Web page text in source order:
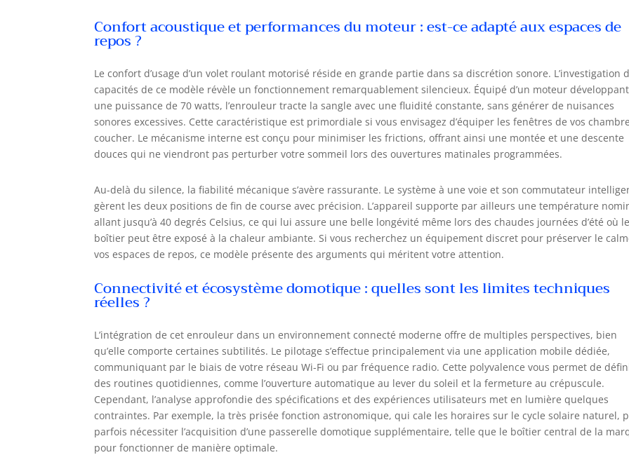
Confort acoustique et performances du moteur : est-ce adapté aux espaces de
repos ?
Le confort d’usage d’un volet roulant motorisé réside en grande partie dans sa discrétion sonore. L’investigation
capacités de ce modèle révèle un fonctionnement remarquablement silencieux. Équipé d’un moteur développant
une puissance de 70 watts, l’enrouleur tracte la sangle avec une fluidité constante, sans générer de nuisances
sonores excessives. Cette caractéristique est primordiale si vous envisagez d’équiper les fenêtres de vos
coucher. Le mécanisme interne est conçu pour minimiser les frictions, offrant ainsi une montée et une descente
douces qui ne viendront pas perturber votre sommeil lors des ouvertures matinales programmées.
Au-delà du silence, la fiabilité mécanique s’avère rassurante. Le système à une voie et son commutateur
gèrent les deux positions de fin de course avec précision. L’appareil supporte par ailleurs une température
allant jusqu’à 40 degrés Celsius, ce qui lui assure une belle longévité même lors des chaudes journées d’été où le
boîtier peut être exposé à la chaleur ambiante. Si vous recherchez un équipement discret pour préserver le
vos espaces de repos, ce modèle présente des arguments qui méritent votre attention.
Connectivité et écosystème domotique : quelles sont les limites techniques
réelles ?
L’intégration de cet enrouleur dans un environnement connecté moderne offre de multiples perspectives, bien
qu’elle comporte certaines subtilités. Le pilotage s’effectue principalement via une application mobile dédiée,
communiquant par le biais de votre réseau Wi-Fi ou par fréquence radio. Cette polyvalence vous permet de
des routines quotidiennes, comme l’ouverture automatique au lever du soleil et la fermeture au crépuscule.
Cependant, l’analyse approfondie des spécifications et des expériences utilisateurs met en lumière quelques
contraintes. Par exemple, la très prisée fonction astronomique, qui cale les horaires sur le cycle solaire naturel,
parfois nécessiter l’acquisition d’une passerelle domotique supplémentaire, telle que le boîtier central de la
pour fonctionner de manière optimale.